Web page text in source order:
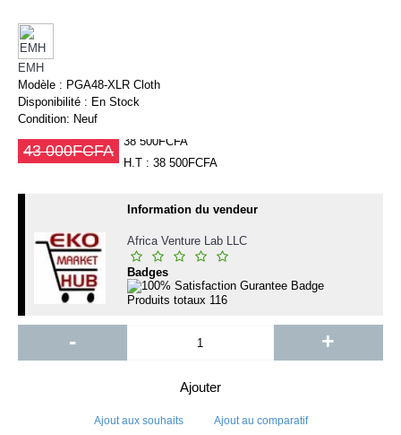
EMH
Modèle : PGA48-XLR Cloth
Disponibilité : En Stock
Condition: Neuf
43 000FCFA
38 500FCFA
H.T : 38 500FCFA
Information du vendeur
Africa Venture Lab LLC
Badges
Produits totaux 116
- +
Ajouter
Ajout aux souhaits Ajout au comparatif